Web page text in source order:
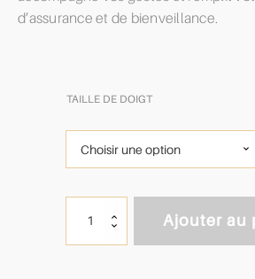
d’assurance et de bienveillance.
TAILLE DE DOIGT
Bague
Ajouter au